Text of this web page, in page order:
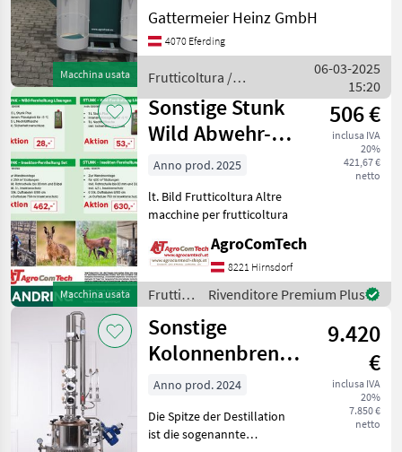
Macchina usata
Flaschenhalter ø 350 - 380
mm oder mit Behälter für 4
Flaschenhalter ø 310 - 330
Boden entfer
Gattermeier Heinz GmbH
4070 Eferding
Frutticoltura /
Sonstige
06-03-2025
15:20
Macchina usata
Sonstige Stunk
Wild Abwehr-
System
506 €
inclusa IVA
20%
421,67 €
netto
Anno prod. 2025
lt. Bild Frutticoltura Altre
macchine per frutticoltura
AgroComTech
8221 Hirnsdorf
Frutticoltura
/
Sonstige
Rivenditore Premium Plus
Sonstige
Kolonnenbrennerei
95L „TOTEM“
9.420
€
inclusa IVA
20%
7.850 €
netto
Anno prod. 2024
Die Spitze der Destillation
ist die sogenannte